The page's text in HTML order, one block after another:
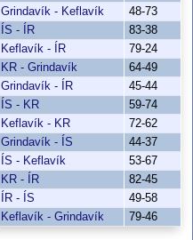
Grindavík - Keflavík
48-73
ÍS - ÍR
83-38
Keflavík - ÍR
79-24
KR - Grindavík
64-49
Grindavík - ÍR
45-44
ÍS - KR
59-74
Keflavík - KR
72-62
Grindavík - ÍS
44-37
ÍS - Keflavík
53-67
KR - ÍR
82-45
ÍR - ÍS
49-58
Keflavík - Grindavík 79-46